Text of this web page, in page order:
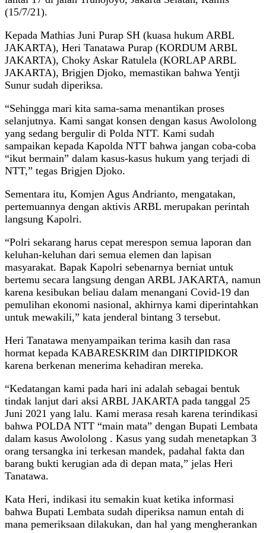
(15/7/21).
Kepada Mathias Juni Purap SH (kuasa hukum ARBL
JAKARTA), Heri Tanatawa Purap (KORDUM ARBL
JAKARTA), Choky Askar Ratulela (KORLAP ARBL
JAKARTA), Brigjen Djoko, memastikan bahwa Yentji
Sunur sudah diperiksa.
“Sehingga mari kita sama-sama menantikan proses
selanjutnya. Kami sangat konsen dengan kasus Awololong
yang sedang bergulir di Polda NTT. Kami sudah
sampaikan kepada Kapolda NTT bahwa jangan coba-coba
“ikut bermain” dalam kasus-kasus hukum yang terjadi di
NTT,” tegas Brigjen Djoko.
Sementara itu, Komjen Agus Andrianto, mengatakan,
pertemuannya dengan aktivis ARBL merupakan perintah
langsung Kapolri.
“Polri sekarang harus cepat merespon semua laporan dan
keluhan-keluhan dari semua elemen dan lapisan
masyarakat. Bapak Kapolri sebenarnya berniat untuk
bertemu secara langsung dengan ARBL JAKARTA, namun
karena kesibukan beliau dalam menangani Covid-19 dan
pemulihan ekonomi nasional, akhirnya kami diperintahkan
untuk mewakili,” kata jenderal bintang 3 tersebut.
Heri Tanatawa menyampaikan terima kasih dan rasa
hormat kepada KABARESKRIM dan DIRTIPIDKOR
karena berkenan menerima kehadiran mereka.
“Kedatangan kami pada hari ini adalah sebagai bentuk
tindak lanjut dari aksi ARBL JAKARTA pada tanggal 25
Juni 2021 yang lalu. Kami merasa resah karena terindikasi
bahwa POLDA NTT “main mata” dengan Bupati Lembata
dalam kasus Awololong . Kasus yang sudah menetapkan 3
orang tersangka ini terkesan mandek, padahal fakta dan
barang bukti kerugian ada di depan mata,” jelas Heri
Tanatawa.
Kata Heri, indikasi itu semakin kuat ketika informasi
bahwa Bupati Lembata sudah diperiksa namun entah di
mana pemeriksaan dilakukan, dan hal yang mengherankan